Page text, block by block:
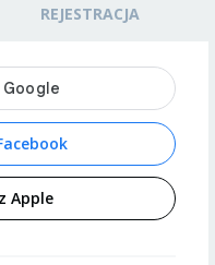
REJESTRACJA
Apple